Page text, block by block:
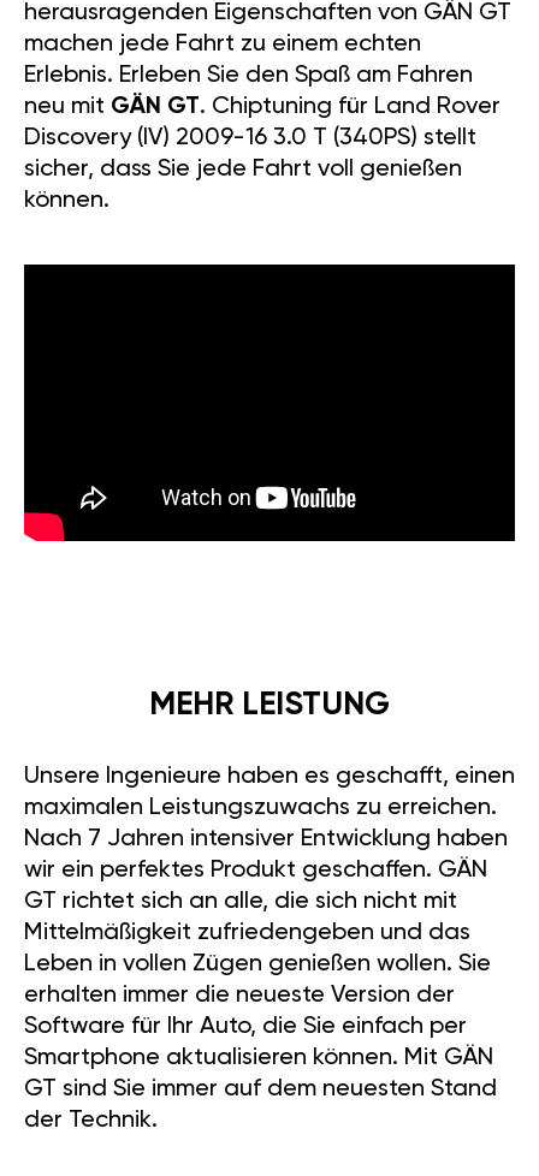
herausragenden Eigenschaften von GÄN GT
machen jede Fahrt zu einem echten
Erlebnis. Erleben Sie den Spaß am Fahren
neu mit GÄN GT. Chiptuning für Land Rover
Discovery (IV) 2009-16 3.0 T (340PS) stellt
sicher, dass Sie jede Fahrt voll genießen
können.
MEHR LEISTUNG
Unsere Ingenieure haben es geschafft, einen
maximalen Leistungszuwachs zu erreichen.
Nach 7 Jahren intensiver Entwicklung haben
wir ein perfektes Produkt geschaffen. GÄN
GT richtet sich an alle, die sich nicht mit
Mittelmäßigkeit zufriedengeben und das
Leben in vollen Zügen genießen wollen. Sie
erhalten immer die neueste Version der
Software für Ihr Auto, die Sie einfach per
Smartphone aktualisieren können. Mit GÄN
GT sind Sie immer auf dem neuesten Stand
der Technik.